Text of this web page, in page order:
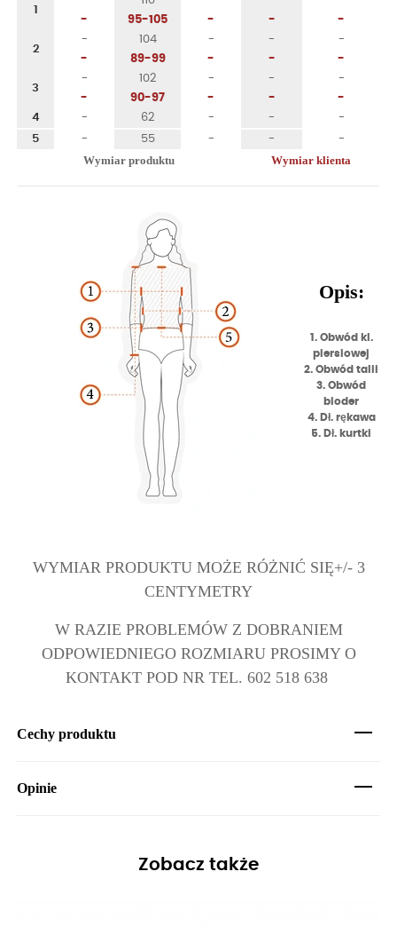
-
95-105 - - -
2
- 104 - -
-
-
89-99 - - -
3
- 102 - -
-
-
90-97 - -
-
4
- 62 - -
-
5
- 55 - - -
Wymiar produktu Wymiar klienta
Opis:
1. Obwód kl.
piersiowej
2. Obwód talii
3. Obwód
bioder
4. Dł. rękawa
5. Dł. kurtki
WYMIAR PRODUKTU MOŻE RÓŻNIĆ SIĘ+/- 3
CENTYMETRY
W RAZIE PROBLEMÓW Z DOBRANIEM
ODPOWIEDNIEGO ROZMIARU PROSIMY O
KONTAKT POD NR TEL. 602 518 638
Cechy produktu
Opinie
Zobacz także